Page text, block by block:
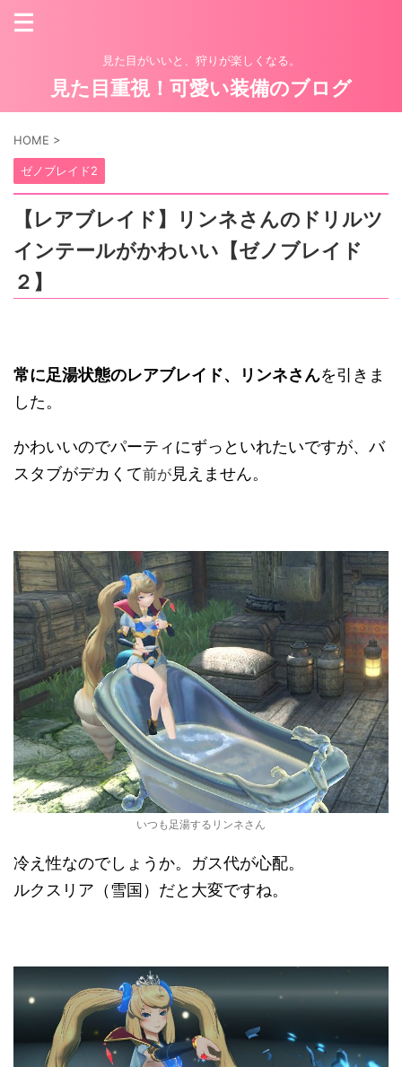
見た目がいいと、狩りが楽しくなる。
見た目重視！可愛い装備のブログ
HOME >
ゼノブレイド2
【レアブレイド】リンネさんのドリルツ
インテールがかわいい【ゼノブレイド
２】
常に足湯状態のレアブレイド、リンネさんを引きま
した。
かわいいのでパーティにずっといれたいですが、バ
スタブがデカくて前が見えません。
いつも足湯するリンネさん
冷え性なのでしょうか。ガス代が心配。
ルクスリア（雪国）だと大変ですね。